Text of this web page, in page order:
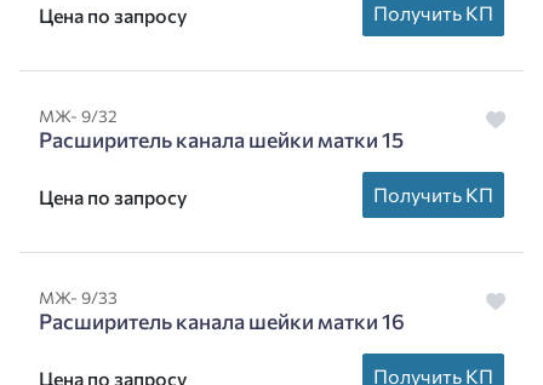
Цена по запросу Получить КП
МЖ- 9/32
Расширитель канала шейки матки 15
Цена по запросу Получить КП
МЖ- 9/33
Расширитель канала шейки матки 16
Цена по запросу Получить КП